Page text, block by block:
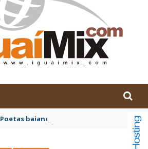
Poetas baianos representam o Brasil no